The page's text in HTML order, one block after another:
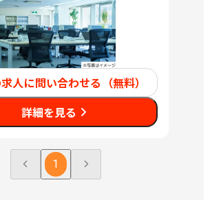
人に問い合わせる（無料）
詳細を見る
1